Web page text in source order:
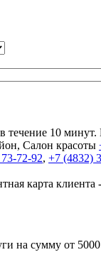
10
Салон красоты
72-92, +7 (4832)
карта клиента
на сумму от